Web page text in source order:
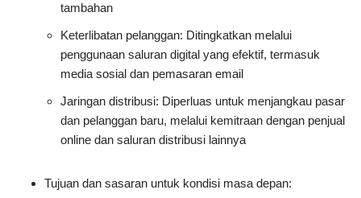
tambahan
Keterlibatan pelanggan: Ditingkatkan melalui
penggunaan saluran digital yang efektif, termasuk
media sosial dan pemasaran email
Jaringan distribusi: Diperluas untuk menjangkau pasar
dan pelanggan baru, melalui kemitraan dengan penjual
online dan saluran distribusi lainnya
Tujuan dan sasaran untuk kondisi masa depan: